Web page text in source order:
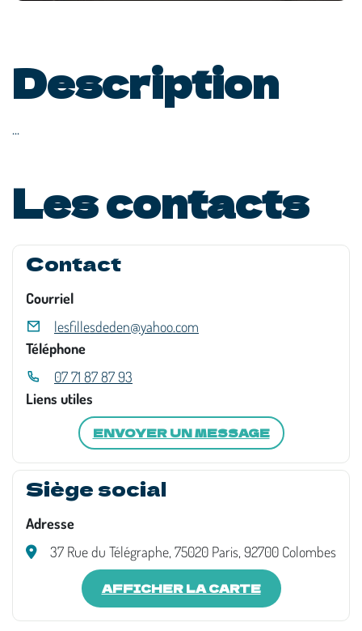
Description
...
Les contacts
Contact
Courriel
lesfillesdeden@yahoo.com
Téléphone
07 71 87 87 93
Liens utiles
ENVOYER UN MESSAGE
Siège social
Adresse
37 Rue du Télégraphe, 75020 Paris, 92700 Colombes
AFFICHER LA CARTE